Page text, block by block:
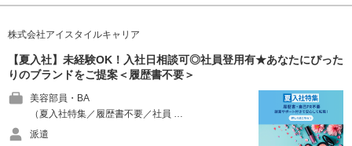
株式会社アイスタイルキャリア
【夏入社】未経験OK！入社日相談可◎社員登用有★あなたにぴった
りのブランドをご提案＜履歴書不要＞
美容部員・BA
（夏入社特集／履歴書不要／社員 …
派遣